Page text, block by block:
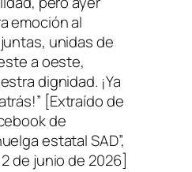
emoción al
unidas de
a oeste,
dignidad. ¡Ya
” [Extraído de
de
estatal SAD”,
de junio de 2026]